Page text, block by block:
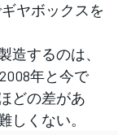
ヤボックスを
するのは、
年と今で
どの差があ
しくない。